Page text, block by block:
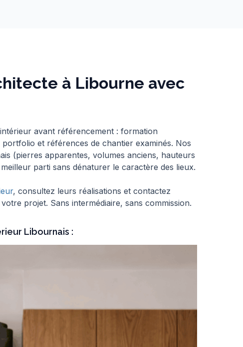
à Libourne avec
avant référencement : formation
et références de chantier examinés. Nos
(pierres apparentes, volumes anciens, hauteurs
parti sans dénaturer le caractère des lieux.
, consultez leurs réalisations et contactez
projet. Sans intermédiaire, sans commission.
Libournais :